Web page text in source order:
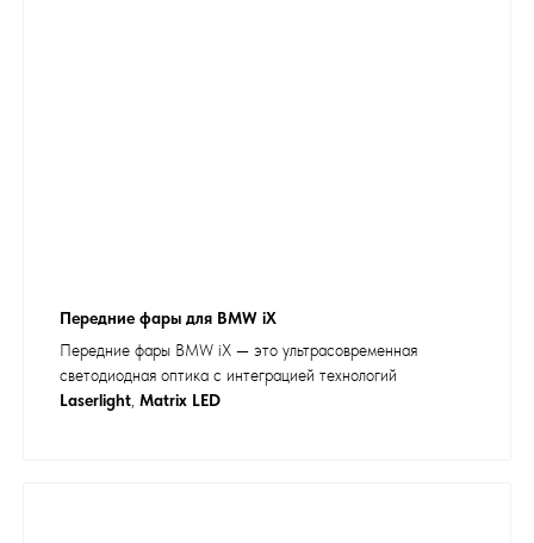
Передние фары для BMW iX
Передние фары BMW iX — это ультрасовременная
светодиодная оптика с интеграцией технологий
Laserlight Matrix LED